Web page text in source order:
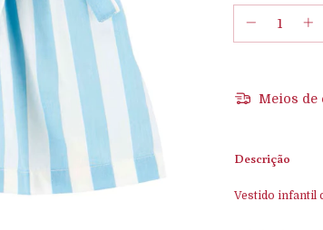
Meios de
Descrição
Vestido infantil